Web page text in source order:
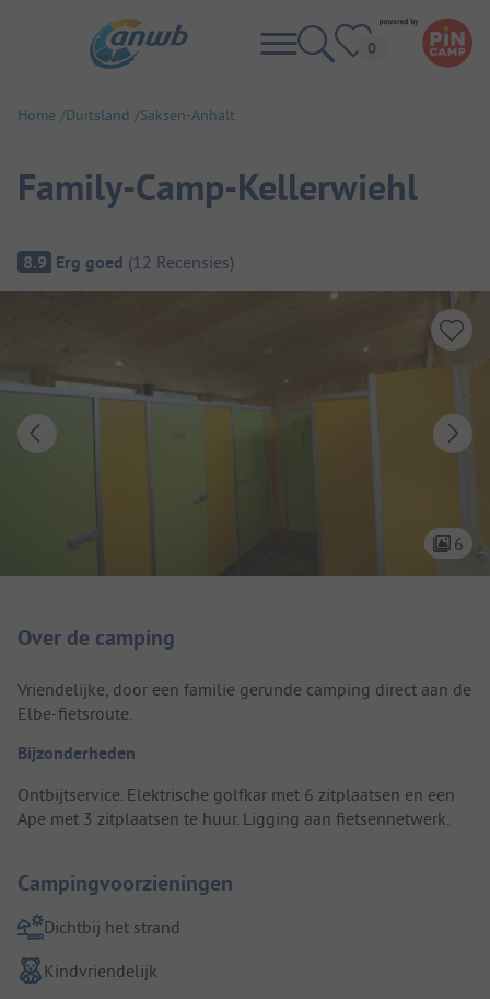
Home Duitsland Saksen-Anhalt
Family-Camp-Kellerwiehl
Camping overzicht
8.9 Erg goed (12 Recensies)
6
Over de camping
Vriendelijke, door een familie gerunde camping direct aan de
Elbe-fietsroute.
Bijzonderheden
Ontbijtservice. Elektrische golfkar met 6 zitplaatsen en een
Ape met 3 zitplaatsen te huur. Ligging aan fietsennetwerk.
Campingvoorzieningen
Dichtbij het strand
Kindvriendelijk